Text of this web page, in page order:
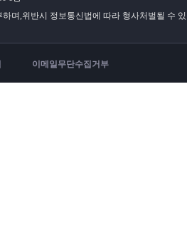
며,위반시 정보통신법에 따라 형사처벌될 수
이메일무단수집거부